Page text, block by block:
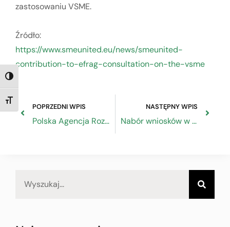
TOGGLE HIGH CONTRAST
TOGGLE FONT SIZE
zastosowaniu VSME.
Źródło:
https://www.smeunited.eu/news/smeunited-
contribution-to-efrag-consultation-on-the-vsme
POPRZEDNI WPIS
Polska Agencja Rozwoju Przedsiębiorczości ogłasza nabór wniosków o dofinansowanie działań obejmujących zielone technologie
NASTĘPNY WPIS
Nabór wniosków w ramach konkursu Rozwój Kompetencji Partnerów Społecznych